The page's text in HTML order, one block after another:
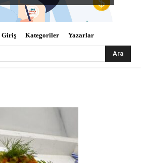
Giriş Kategoriler Yazarlar
Ara